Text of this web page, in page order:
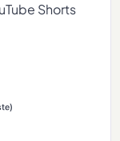
Shorts